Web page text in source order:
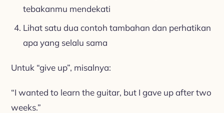
tebakanmu mendekati
Lihat satu dua contoh tambahan dan perhatikan
apa yang selalu sama
Untuk “give up”, misalnya:
“I wanted to learn the guitar, but I gave up after two
weeks.”